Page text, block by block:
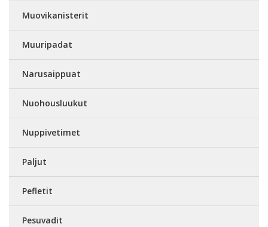
Muovikanisterit
Muuripadat
Narusaippuat
Nuohousluukut
Nuppivetimet
Paljut
Pefletit
Pesuvadit